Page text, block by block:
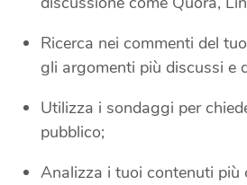
Ricerca nei commenti del
gli argomenti più discussi e
Utilizza i sondaggi per
pubblico;
Analizza i tuoi contenuti più